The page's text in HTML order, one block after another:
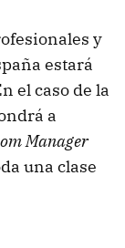
y
estará
el caso de la
a
Manager
una clase